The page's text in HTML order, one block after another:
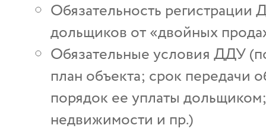
Обязательность
дольщиков от «двойных
Обязательные условия ДДУ
план объекта; срок передачи
порядок ее уплаты
недвижимости и пр.)